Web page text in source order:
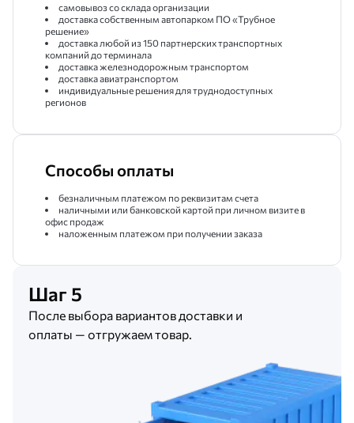
самовывоз со склада организации
доставка собственным автопарком ПО «‎Трубное
решение»
доставка любой из 150 партнерских транспортных
компаний до терминала
доставка железнодорожным транспортом
доставка авиатранспортом
индивидуальные решения для труднодоступных
регионов
Способы оплаты
безналичным платежом по реквизитам счета
наличными или банковской картой при личном визите в
офис продаж
наложенным платежом при получении заказа
Шаг 5
После выбора вариантов доставки и
оплаты — отгружаем товар.